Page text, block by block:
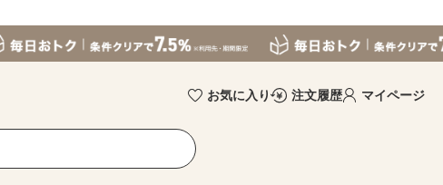
お気に入り 注文履歴 マイページ